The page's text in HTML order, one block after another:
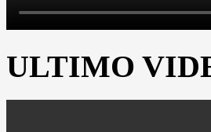
ULTIMO